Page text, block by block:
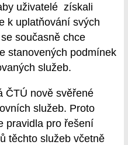
uživatelé získali
k uplatňování svých
současně chce
stanovených podmínek
služeb.
ČTÚ nově svěřené
služeb. Proto
pravidla pro řešení
těchto služeb včetně